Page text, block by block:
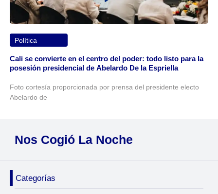
Política
Cali se convierte en el centro del poder: todo listo para la
posesión presidencial de Abelardo De la Espriella
Foto cortesía proporcionada por prensa del presidente electo
Abelardo de
Nos Cogió La Noche
Categorías